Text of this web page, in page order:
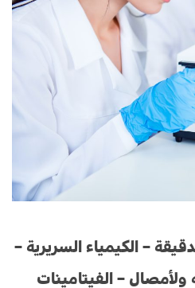
– الكيمياء السريرية –
ولأمصال – الفيتامينات